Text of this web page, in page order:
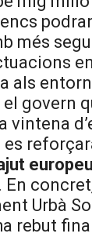
més
als
el govern
vintena
es
europeu
En
Urbà
rebut